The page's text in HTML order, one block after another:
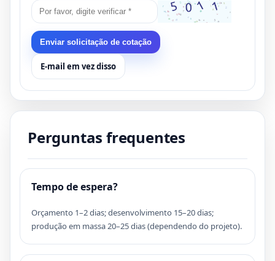
Enviar solicitação de cotação
E-mail em vez disso
Perguntas frequentes
Tempo de espera?
Orçamento 1–2 dias; desenvolvimento 15–20 dias;
produção em massa 20–25 dias (dependendo do projeto).